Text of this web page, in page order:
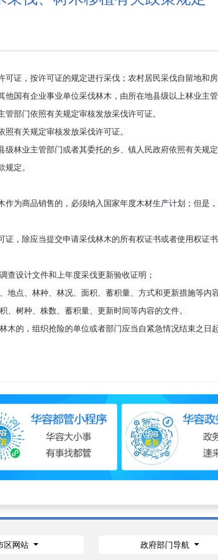
可证，按许可证的规定进行采伐；农村居民采伐自留地和
国有企业事业单位采伐林木，由所在地县级以上林业主
部门依照有关规定审核发放采伐许可证。
有关规定审核发放采伐许可证。
林业主管部门或者其委托的乡、镇人民政府依照有关规定
定。
作为商品销售的，必须纳入国家年度木材生产计划；但是
证，除应当提交申请采伐林木的所有权证书或者使用权证
设计文件和上年度采伐更新验收证明；
点、林种、林况、面积、蓄积量、方式和更新措施等内容
树种、株数、蓄积量、更新时间等内容的文件。
的，组织抢险的单位或者部门应当自紧急情况结束之日
区网站 政府部门导航